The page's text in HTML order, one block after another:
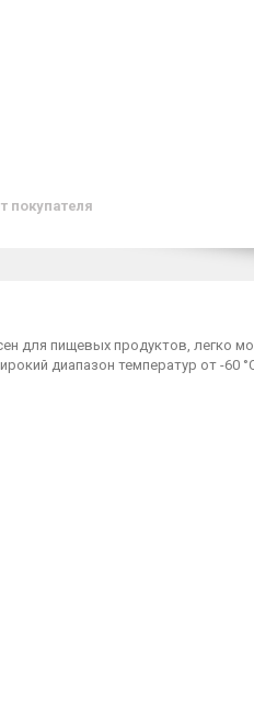
покупателя
для пищевых продуктов, легко
диапазон температур от -60 °С